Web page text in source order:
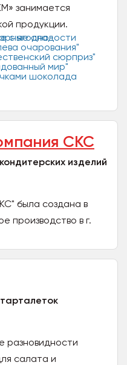
занимается
продукции.
день
СКС
изделий
была создана в
производство в г.
разновидности
салата и